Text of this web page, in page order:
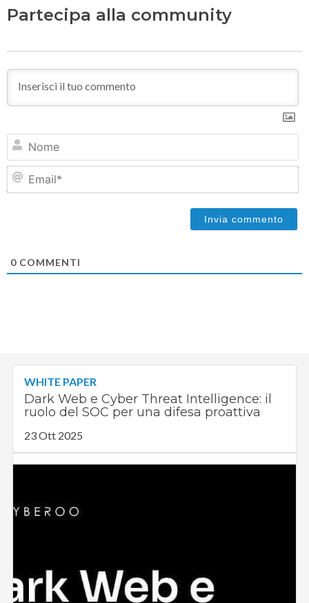
Partecipa alla community
0 COMMENTI
WHITE PAPER
Dark Web e Cyber Threat Intelligence: il
ruolo del SOC per una difesa proattiva
23 Ott 2025